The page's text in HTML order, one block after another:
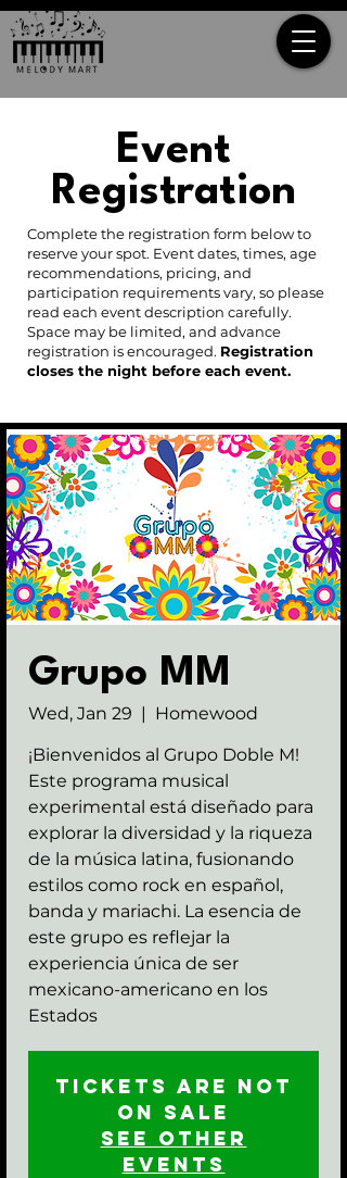
Event
Registration
Complete the registration form below to
reserve your spot. Event dates, times, age
recommendations, pricing, and
participation requirements vary, so please
read each event description carefully.
Space may be limited, and advance
registration is encouraged. Registration
closes the night before each event.
Grupo MM
Wed, Jan 29
  |
Homewood
¡Bienvenidos al Grupo Doble M!
Este programa musical
experimental está diseñado para
explorar la diversidad y la riqueza
de la música latina, fusionando
estilos como rock en español,
banda y mariachi. La esencia de
este grupo es reflejar la
experiencia única de ser
mexicano-americano en los
Estados
Tickets are not
on sale
See other
events